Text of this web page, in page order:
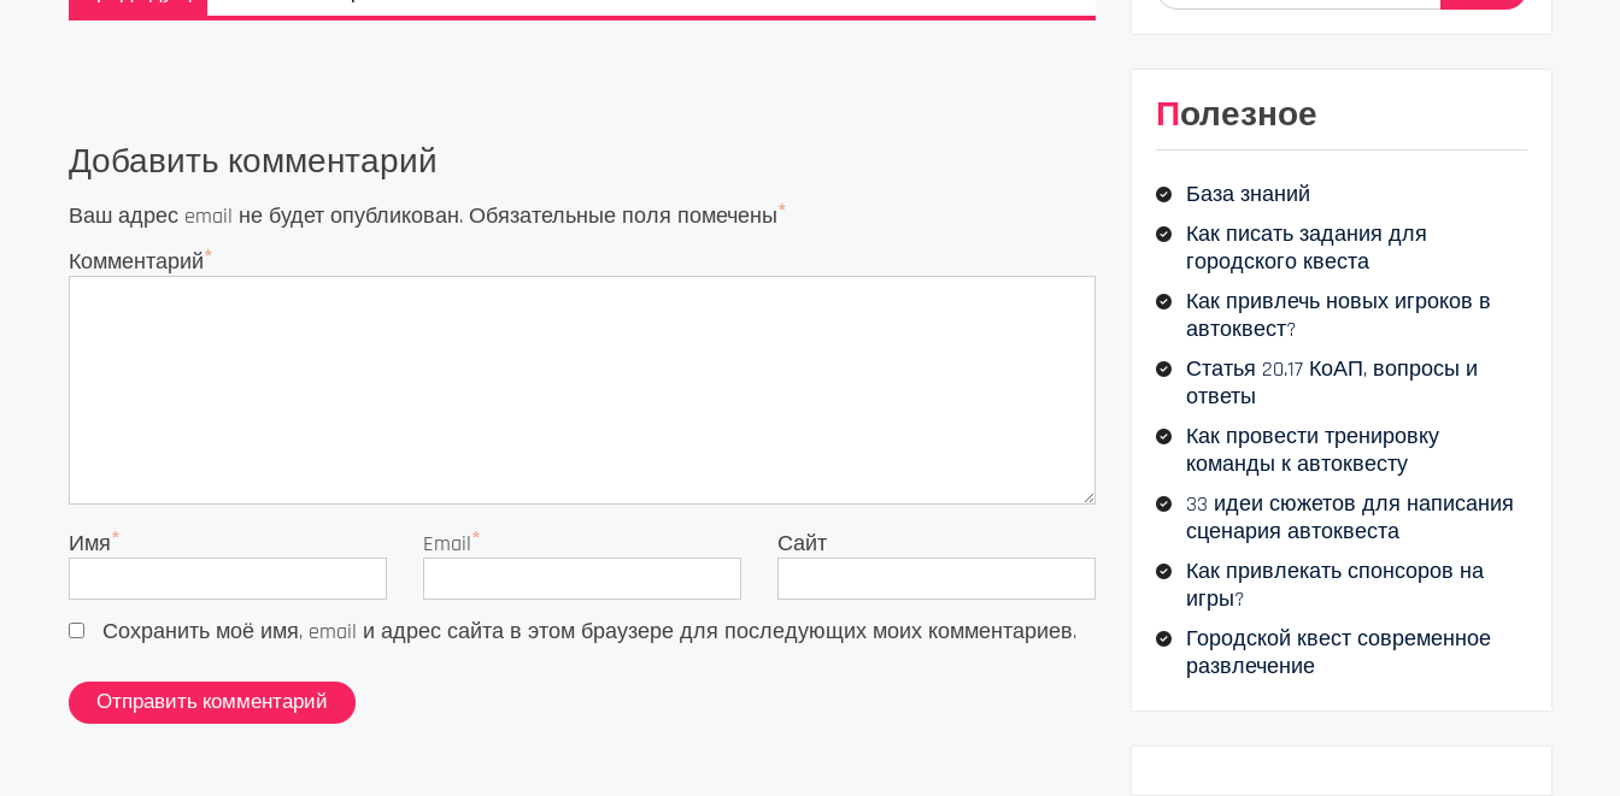
по
Добавить комментарий
Ваш адрес email не будет опубликован. Обязательные поля помечены*
Комментарий*
Имя* Email* Сайт
Сохранить моё имя, email и адрес сайта в этом браузере для последующих моих комментариев.
Полезное
База знаний
Как писать задания для
городского квеста
Как привлечь новых игроков в
автоквест?
Статья 20.17 КоАП, вопросы и
ответы
Как провести тренировку
команды к автоквесту
33 идеи сюжетов для написания
сценария автоквеста
Как привлекать спонсоров на
игры?
Городской квест современное
развлечение